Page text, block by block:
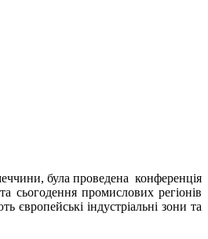
була проведена конференція
сьогодення промислових регіонів
європейські індустріальні зони та